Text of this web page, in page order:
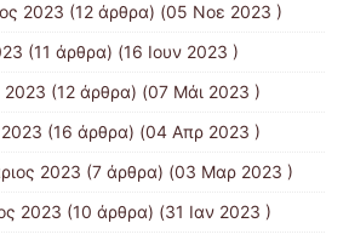
2023 (12 άρθρα) (05 Νοε 2023 )
(11 άρθρα) (16 Ιουν 2023 )
2023 (12 άρθρα) (07 Μάι 2023 )
(16 άρθρα) (04 Απρ 2023 )
2023 (7 άρθρα) (03 Μαρ 2023 )
2023 (10 άρθρα) (31 Ιαν 2023 )